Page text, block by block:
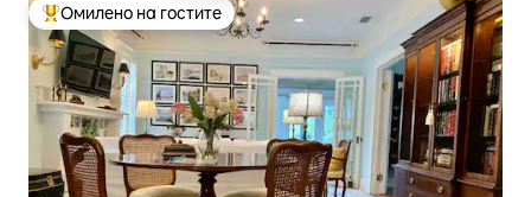
Меѓу најуспешните „Омилени на гостите“
Омилено на гостите